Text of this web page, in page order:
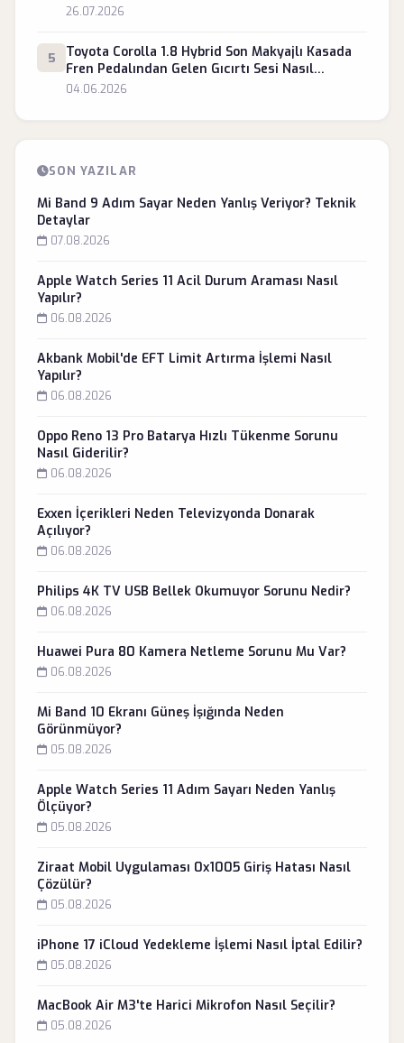
26.07.2026
5
Toyota Corolla 1.8 Hybrid Son Makyajlı Kasada
Fren Pedalından Gelen Gıcırtı Sesi Nasıl
Önlenir?
04.06.2026
SON YAZILAR
Mi Band 9 Adım Sayar Neden Yanlış Veriyor? Teknik
Detaylar
07.08.2026
Apple Watch Series 11 Acil Durum Araması Nasıl
Yapılır?
06.08.2026
Akbank Mobil'de EFT Limit Artırma İşlemi Nasıl
Yapılır?
06.08.2026
Oppo Reno 13 Pro Batarya Hızlı Tükenme Sorunu
Nasıl Giderilir?
06.08.2026
Exxen İçerikleri Neden Televizyonda Donarak
Açılıyor?
06.08.2026
Philips 4K TV USB Bellek Okumuyor Sorunu Nedir?
06.08.2026
Huawei Pura 80 Kamera Netleme Sorunu Mu Var?
06.08.2026
Mi Band 10 Ekranı Güneş İşığında Neden
Görünmüyor?
05.08.2026
Apple Watch Series 11 Adım Sayarı Neden Yanlış
Ölçüyor?
05.08.2026
Ziraat Mobil Uygulaması 0x1005 Giriş Hatası Nasıl
Çözülür?
05.08.2026
iPhone 17 iCloud Yedekleme İşlemi Nasıl İptal Edilir?
05.08.2026
MacBook Air M3'te Harici Mikrofon Nasıl Seçilir?
05.08.2026